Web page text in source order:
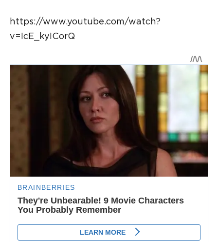
https://www.youtube.com/watch?
v=IcE_kyICorQ